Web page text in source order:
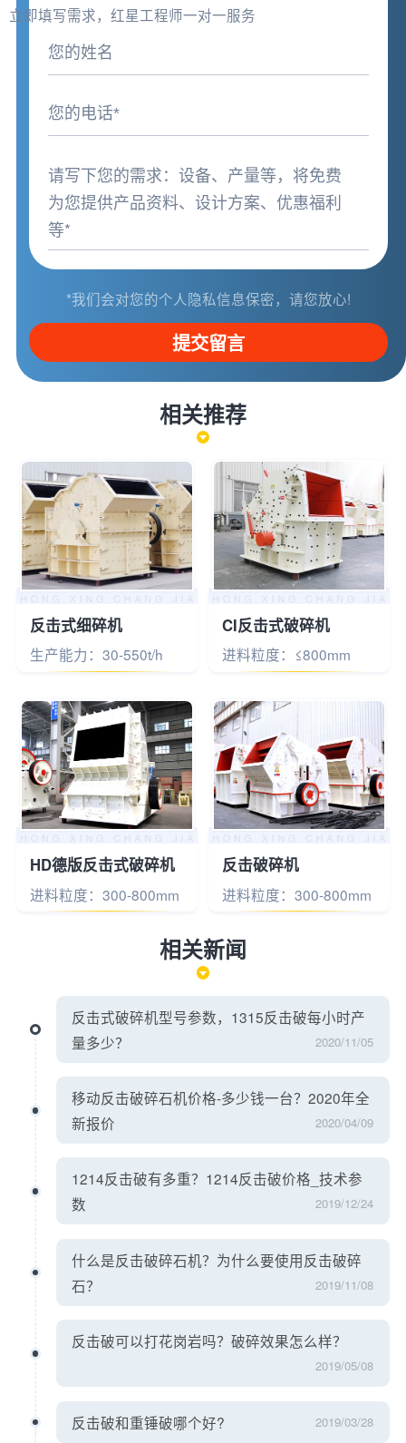
立即填写需求，红星工程师一对一服务
*我们会对您的个人隐私信息保密，请您放心!
提交留言
相关推荐
反击式细碎机
生产能力：30-550t/h
CI反击式破碎机
进料粒度：≤800mm
HD德版反击式破碎机
进料粒度：300-800mm
反击破碎机
进料粒度：300-800mm
相关新闻
反击式破碎机型号参数，1315反击破每小时产
量多少？
2020/11/05
移动反击破碎石机价格-多少钱一台？2020年全
新报价
2020/04/09
1214反击破有多重？1214反击破价格_技术参
数
2019/12/24
什么是反击破碎石机？为什么要使用反击破碎
石？
2019/11/08
反击破可以打花岗岩吗？破碎效果怎么样？
2019/05/08
反击破和重锤破哪个好? 2019/03/28